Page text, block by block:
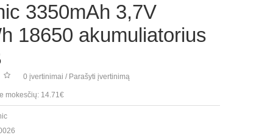
3350mAh 3,7V
18650 akumuliatorius
0 įvertinimai / Parašyti įvertinimą
mokesčių: 14.71€